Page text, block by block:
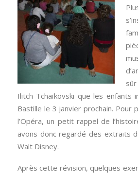
Ilitch Tchaïkovski que les enfants
Bastille le 3 janvier prochain. Pour
l’Opéra, un petit rappel de
avons donc regardé des extraits
Walt Disney.
Après cette révision, quelques